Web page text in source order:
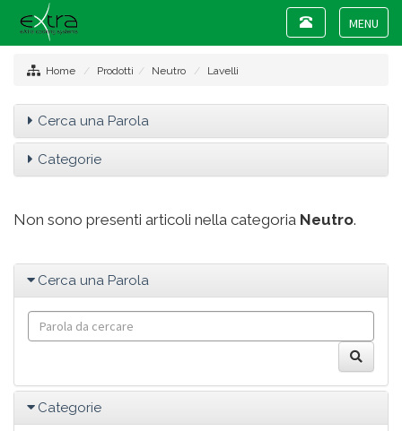
Toggle
Toggle
navigation
Home Prodotti Neutro Lavelli
Cerca una Parola
Categorie
Non sono presenti articoli nella categoria Neutro.
Cerca una Parola
Categorie